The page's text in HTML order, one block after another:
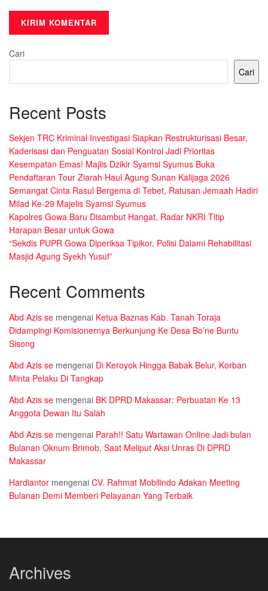
Cari
Cari
Recent Posts
Sekjen TRC Kriminal Investigasi Siapkan Restrukturisasi Besar,
Kaderisasi dan Penguatan Sosial Kontrol Jadi Prioritas
Kesempatan Emas! Majlis Dzikir Syamsi Syumus Buka
Pendaftaran Tour Ziarah Haul Agung Sunan Kalijaga 2026
Semangat Cinta Rasul Bergema di Tebet, Ratusan Jemaah Hadiri
Milad Ke-29 Majelis Syamsi Syumus
Kapolres Gowa Baru Disambut Hangat, Radar NKRI Titip
Harapan Besar untuk Gowa
“Sekdis PUPR Gowa Diperiksa Tipikor, Polisi Dalami Rehabilitasi
Masjid Agung Syekh Yusuf”
Recent Comments
Abd Azis se mengenai Ketua Baznas Kab. Tanah Toraja
Didampingi Komisionernya Berkunjung Ke Desa Bo’ne Buntu
Sisong
Abd Azis se mengenai Di Keroyok Hingga Babak Belur, Korban
Minta Pelaku Di Tangkap
Abd Azis se mengenai BK DPRD Makassar: Perbuatan Ke 13
Anggota Dewan Itu Salah
Abd Azis se mengenai Parah!! Satu Wartawan Online Jadi bulan
Bulanan Oknum Brimob, Saat Meliput Aksi Unras Di DPRD
Makassar
Hardiantor mengenai CV. Rahmat Mobilindo Adakan Meeting
Bulanan Demi Memberi Pelayanan Yang Terbaik
Archives